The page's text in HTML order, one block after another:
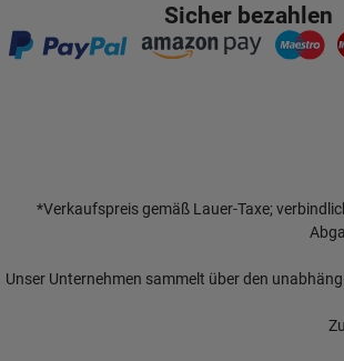
Sicher bezahlen
*Verkaufspreis gemäß Lauer-Taxe;
Unser Unternehmen sammelt über den